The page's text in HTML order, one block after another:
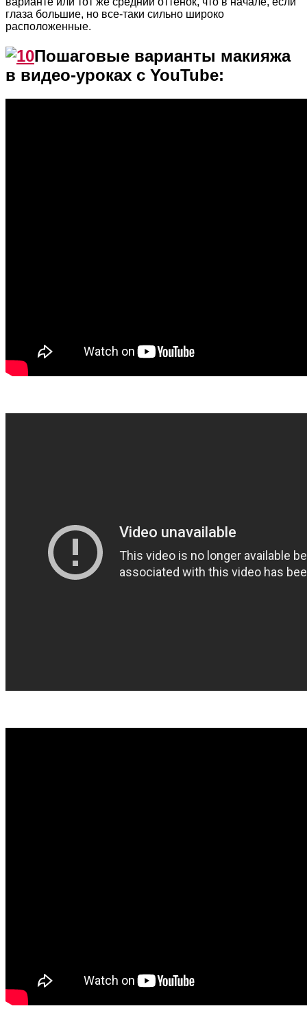
глаза большие, но все-таки сильно широко
расположенные.
Пошаговые варианты макияжа
в видео-уроках с YouTube: